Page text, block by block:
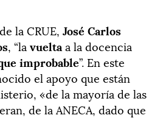
la CRUE, José Carlos
, “la vuelta a la docencia
improbable”. En este
el apoyo que están
«de la mayoría de las
de la ANECA, dado que